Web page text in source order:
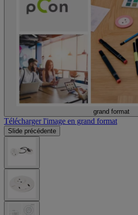
grand format
Télécharger l'image en grand format
Slide précédente